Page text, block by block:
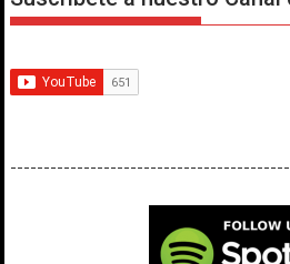
------------------------------------------